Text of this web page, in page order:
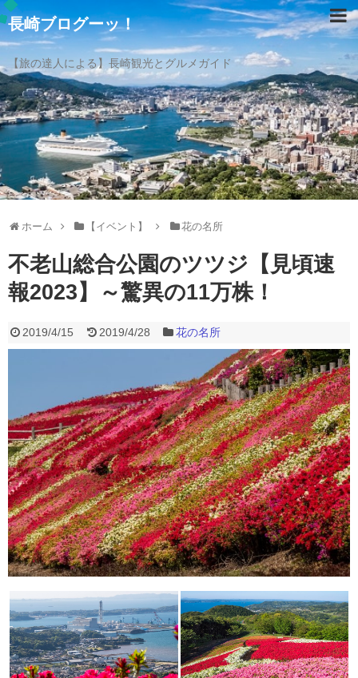
長崎ブログーッ！
【旅の達人による】長崎観光とグルメガイド
ホーム 【イベント】 花の名所
不老山総合公園のツツジ【見頃速
報2023】～驚異の11万株！
2019/4/15 2019/4/28 花の名所